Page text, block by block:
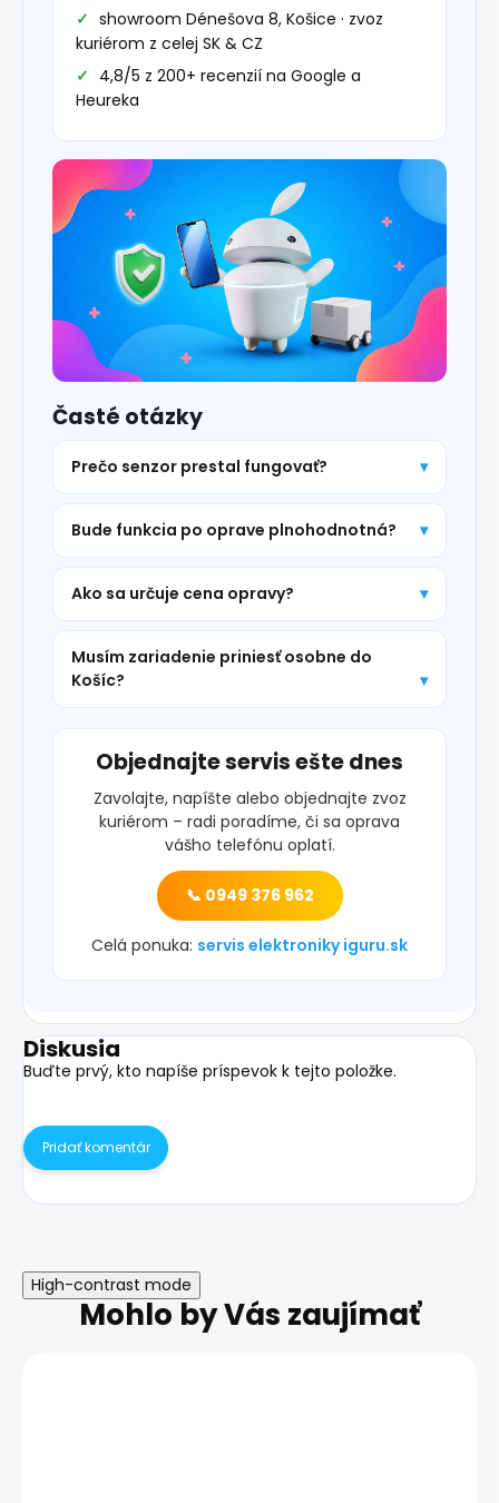
showroom Dénešova 8, Košice · zvoz
kuriérom z celej SK & CZ
4,8/5 z 200+ recenzií na Google a
Heureka
Časté otázky
Prečo senzor prestal fungovať?
Bude funkcia po oprave plnohodnotná?
Ako sa určuje cena opravy?
Musím zariadenie priniesť osobne do
Košíc?
Objednajte servis ešte dnes
Zavolajte, napíšte alebo objednajte zvoz
kuriérom – radi poradíme, či sa oprava
vášho telefónu oplatí.
📞 0949 376 962
Celá ponuka: servis elektroniky iguru.sk
Diskusia
Buďte prvý, kto napíše príspevok k tejto položke.
Pridať komentár
High-contrast mode
Mohlo by Vás zaujímať